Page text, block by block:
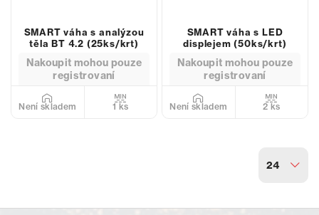
SMART váha s analýzou
těla BT 4.2 (25ks/krt)
Nakoupit mohou pouze
registrovaní
Není skladem 1 ks
SMART váha s LED
displejem (50ks/krt)
Nakoupit mohou pouze
registrovaní
Není skladem 2 ks
24